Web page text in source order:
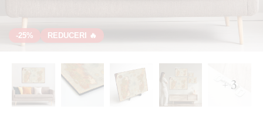
-25% REDUCERI 🔥
+ 3